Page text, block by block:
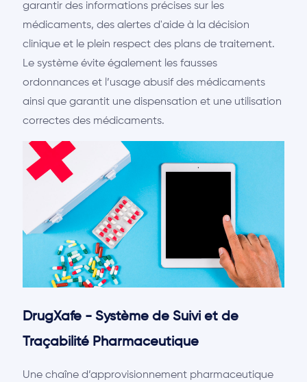
garantir des informations précises sur les
médicaments, des alertes d'aide à la décision
clinique et le plein respect des plans de traitement.
Le système évite également les fausses
ordonnances et l’usage abusif des médicaments
ainsi que garantit une dispensation et une utilisation
correctes des médicaments.
DrugXafe - Système de Suivi et de
Traçabilité Pharmaceutique
Une chaîne d’approvisionnement pharmaceutique